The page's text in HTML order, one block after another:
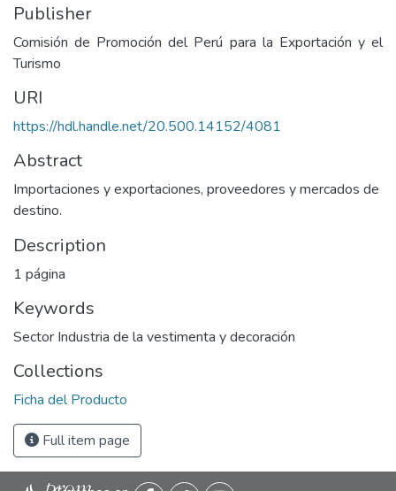
Publisher
Comisión de Promoción del Perú para la Exportación y el
Turismo
URI
https://hdl.handle.net/20.500.14152/4081
Abstract
Importaciones y exportaciones, proveedores y mercados de
destino.
Description
1 página
Keywords
Sector Industria de la vestimenta y decoración
Collections
Ficha del Producto
Full item page